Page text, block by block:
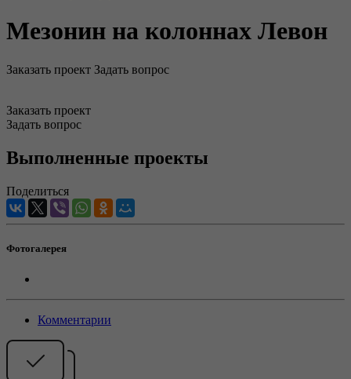
Мезонин на колоннах Левон
Заказать проект Задать вопрос
Заказать проект
Задать вопрос
Выполненные проекты
Поделиться
Фотогалерея
Комментарии